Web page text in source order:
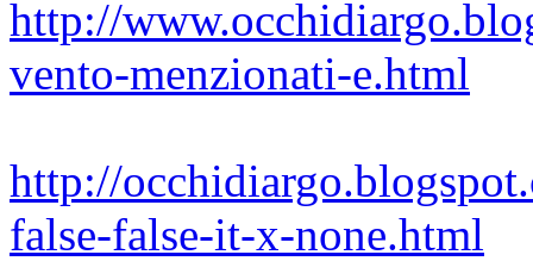
http://
vento-menzionati-e.html
http://
false-false-it-x-none.html